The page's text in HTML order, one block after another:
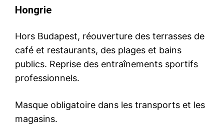
Hongrie
Hors Budapest, réouverture des terrasses de
café et restaurants, des plages et bains
publics. Reprise des entraînements sportifs
professionnels.
Masque obligatoire dans les transports et les
magasins.